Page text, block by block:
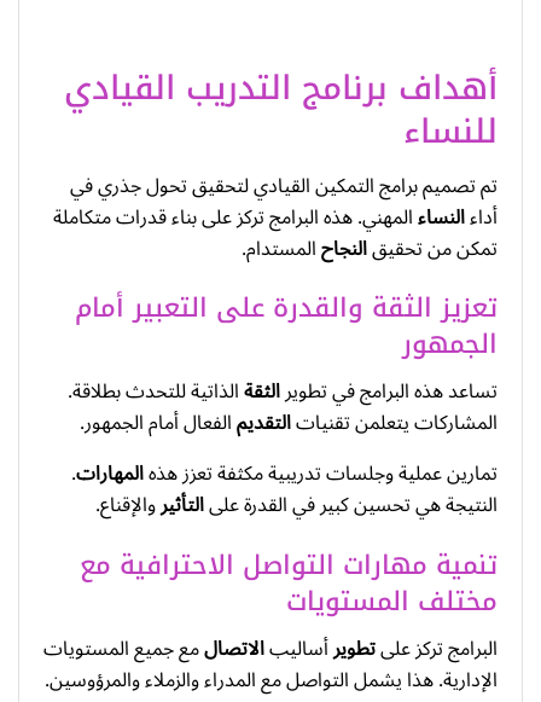
أهداف برنامج التدريب القيادي
للنساء
تم تصميم برامج التمكين القيادي لتحقيق تحول جذري في
أداءالنساءالمهني. هذه البرامج تركز على بناء قدرات متكاملة
تمكن من تحقيقالنجاحالمستدام.
تعزيز الثقة والقدرة على التعبير أمام
الجمهور
تساعد هذه البرامج في تطويرالثقةالذاتية للتحدث بطلاقة.
المشاركات يتعلمن تقنياتالتقديمالفعال أمام الجمهور.
تمارين عملية وجلسات تدريبية مكثفة تعزز هذهالمهارات.
النتيجة هي تحسين كبير في القدرة علىالتأثيروالإقناع.
تنمية مهارات التواصل الاحترافية مع
مختلف المستويات
البرامج تركز علىتطويرأساليبالاتصالمع جميع المستويات
الإدارية. هذا يشمل التواصل مع المدراء والزملاء والمرؤوسين.